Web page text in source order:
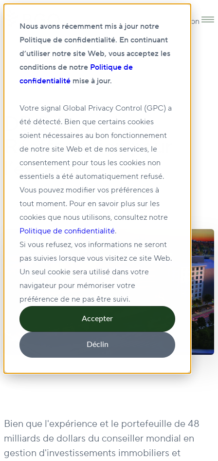
Nous avons récemment mis à jour notre
Politique de confidentialité. En continuant
d’utiliser notre site Web, vous acceptez les
conditions de notre Politique de
confidentialité mise à jour.
Votre signal Global Privacy Control (GPC) a
été détecté. Bien que certains cookies
soient nécessaires au bon fonctionnement
de notre site Web et de nos services, le
consentement pour tous les cookies non
essentiels a été automatiquement refusé.
Vous pouvez modifier vos préférences à
tout moment. Pour en savoir plus sur les
cookies que nous utilisons, consultez notre
Politique de confidentialité.
Si vous refusez, vos informations ne seront
pas suivies lorsque vous visitez ce site Web.
Un seul cookie sera utilisé dans votre
navigateur pour mémoriser votre
préférence de ne pas être suivi.
Accepter
Déclin
Open main navigation
DDC Journal :
Réaffectation pour
l’excellence
Bien que l'expérience et le portefeuille de 48
milliards de dollars du conseiller mondial en
gestion d'investissements immobiliers et